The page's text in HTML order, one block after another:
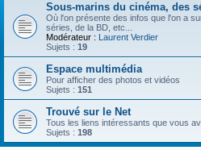
Sous-marins du cinéma, des
Où l'on présente des infos que l'on a
séries, de la BD, etc...
Modérateur : Laurent Verdier
Sujets : 19
Espace multimédia
Pour afficher des photos et vidéos
Sujets : 151
Trouvé sur le Net
Tous les liens intéressants que vous
Sujets : 198